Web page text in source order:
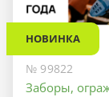
НОВИНКА
№ 99822
Заборы,